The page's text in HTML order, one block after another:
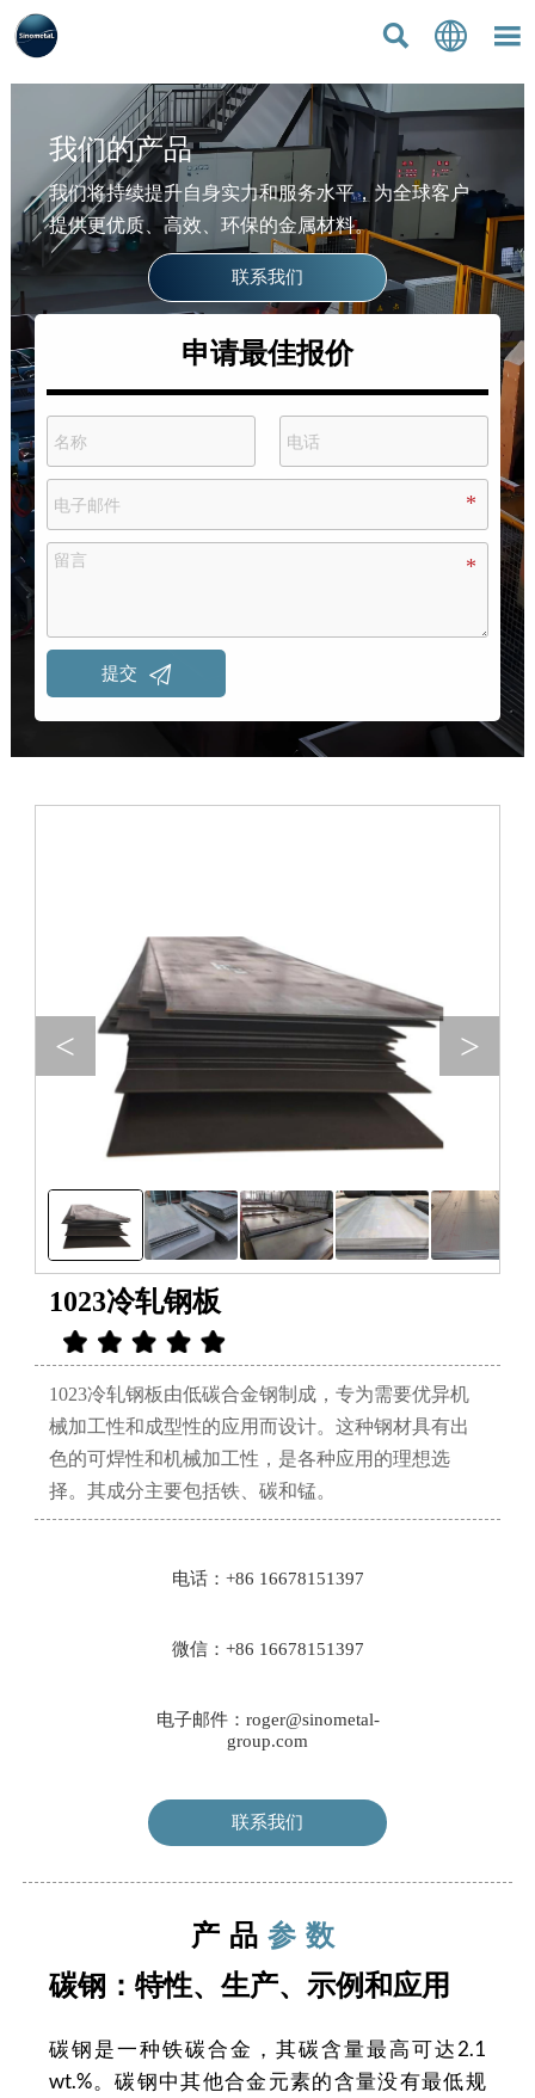
  
我们的产品
我们将持续提升自身实力和服务水平，为全球客户
提供更优质、高效、环保的金属材料。
联系我们
申请最佳报价
提交 
< >
1023冷轧钢板
1023冷轧钢板由低碳合金钢制成，专为需要优异机
械加工性和成型性的应用而设计。这种钢材具有出
色的可焊性和机械加工性，是各种应用的理想选
择。其成分主要包括铁、碳和锰。
电话：+86 16678151397
微信：+86 16678151397
电子邮件：roger@sinometal-
group.com
联系我们
产品 参数
碳钢：特性、生产、示例和应用
碳钢是一种铁碳合金，其碳含量最高可达2.1
wt.%。碳钢中其他合金元素的含量没有最低规